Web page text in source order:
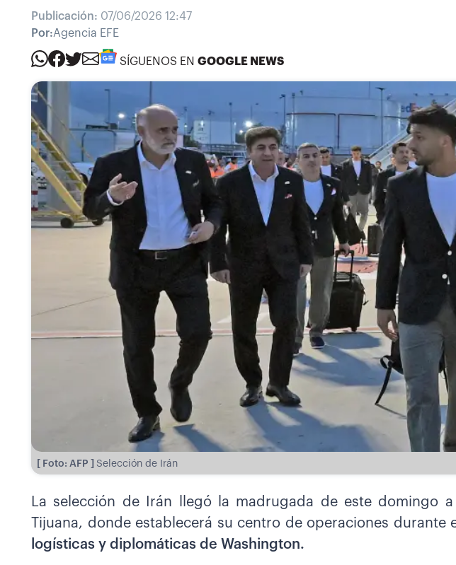
Publicación: 07/06/2026 12:47
Por:Agencia EFE
SÍGUENOS EN GOOGLE NEWS
[ Foto: AFP ] Selección de Irán
La selección de Irán llegó la madrugada de este domingo
Tijuana, donde establecerá su centro de operaciones durante
logísticas y diplomáticas de Washington.